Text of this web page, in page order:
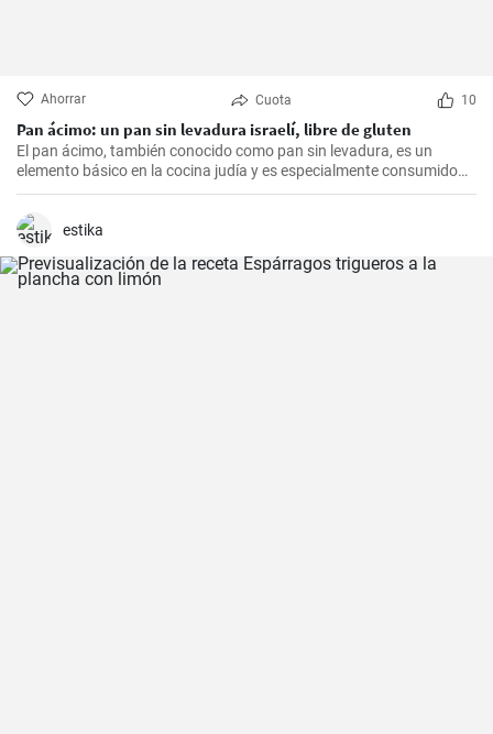
Ahorrar Cuota 10
Pan ácimo: un pan sin levadura israelí, libre de gluten
El pan ácimo, también conocido como pan sin levadura, es un
elemento básico en la cocina judía y es especialmente consumido
durante Pesaj. En esta receta, te mostraré cómo hacer tu propio
pan ácimo casero de manera sencilla y deliciosa.
estika